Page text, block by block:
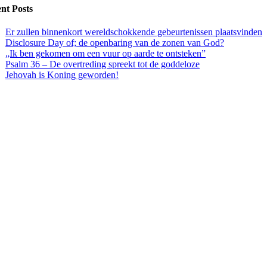
Posts
Er zullen binnenkort wereldschokkende gebeurtenissen plaatsvinden
Disclosure Day of; de openbaring van de zonen van God?
„Ik ben gekomen om een vuur op aarde te ontsteken”
Psalm 36 – De overtreding spreekt tot de goddeloze
Jehovah is Koning geworden!